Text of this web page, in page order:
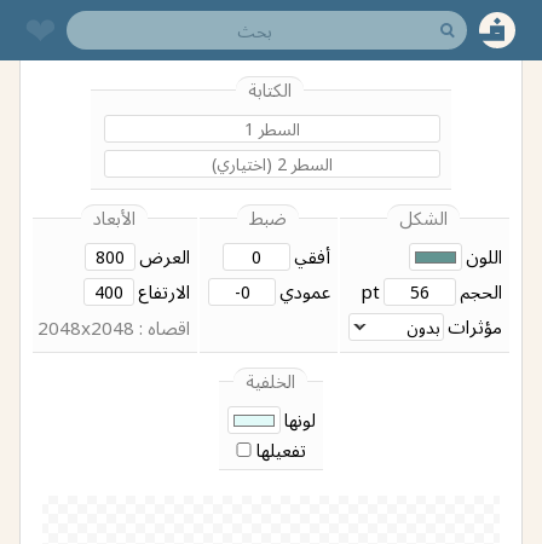
الكتابة
الشكل
اللون
الحجم
pt
مؤثرات
ضبط
أفقي
عمودي
الأبعاد
العرض
الارتفاع
اقصاه : 2048x2048
الخلفية
لونها
تفعيلها